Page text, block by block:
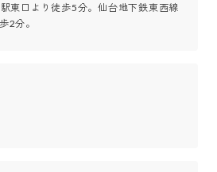
東口より徒歩5分。仙台地下鉄東西線
2分。